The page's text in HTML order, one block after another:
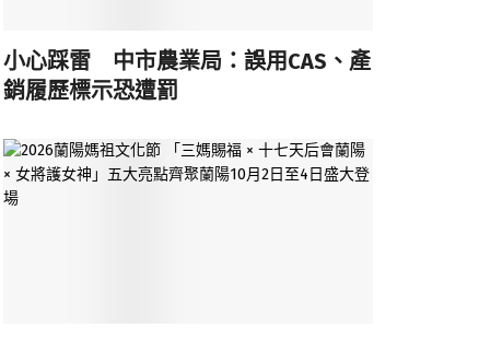
小心踩雷 中市農業局：誤用CAS、產
銷履歷標示恐遭罰